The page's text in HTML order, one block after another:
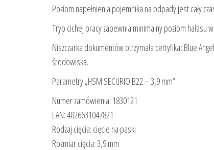
Poziom napełnienia pojemnika na odpady jest cały
Tryb cichej pracy zapewnia minimalny poziom hałasu
Niszczarka dokumentów otrzymała certyfikat Blue
środowiska.
Parametry „HSM SECURIO B22 – 3,9 mm”
Numer zamówienia: 1830121
EAN: 4026631047821
Rodzaj cięcia: cięcie na paski
Rozmiar cięcia: 3,9 mm